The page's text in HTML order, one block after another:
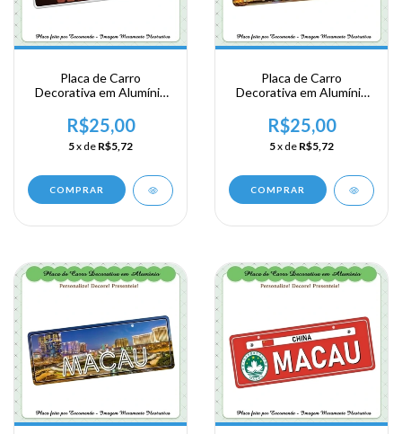
Placa de Carro
Decorativa em Alumínio
Viagem a China -
Wenzhou
R$25,00
5x de R$5,72
COMPRAR
Placa de Carro
Decorativa em Alumínio
Viagem a China -
Shanguai
R$25,00
5x de R$5,72
COMPRAR